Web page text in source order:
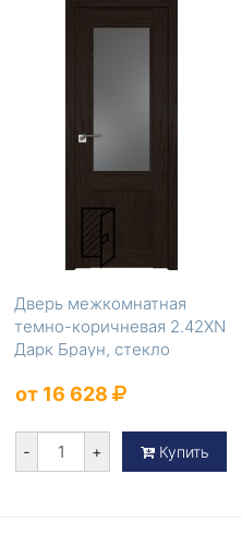
Дверь межкомнатная
темно-коричневая 2.42XN
Дарк Браун, стекло
от 16 628
- + Купить